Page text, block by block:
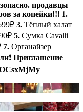
продавцы
за копейки!!! 1.
3. Тёплый халат
5. Сумка Cavalli
7. Органайзер
❗️ Приглашение